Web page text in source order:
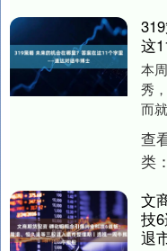
这
本
秀
而
息
价
查
类：
文
技
退